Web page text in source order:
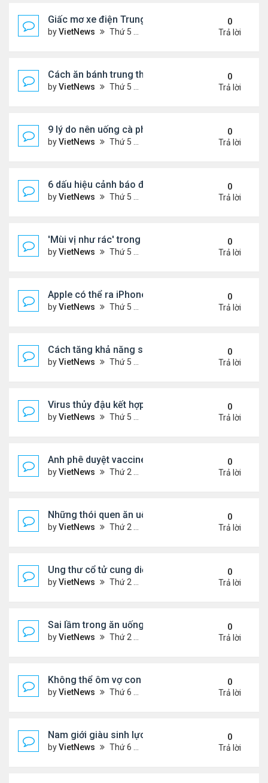
Giấc mơ xe điện Trung Quốc: Các hãng công
byVietNews Thứ 5 Tháng 8 18, 2022 5:28 pm
0
Trả lời
Cách ăn bánh trung thu không lo béo
byVietNews Thứ 5 Tháng 8 18, 2022 5:25 pm
0
Trả lời
9 lý do nên uống cà phê mỗi ngày
byVietNews Thứ 5 Tháng 8 18, 2022 5:11 pm
0
Trả lời
6 dấu hiệu cảnh báo đau tim ở phụ nữ cần lưu ý
byVietNews Thứ 5 Tháng 8 18, 2022 5:09 pm
0
Trả lời
'Mùi vị như rác' trong miệng sau khi uống thuốc
byVietNews Thứ 5 Tháng 8 18, 2022 4:39 pm
0
Trả lời
Apple có thể ra iPhone 14 ngày 7/9
byVietNews Thứ 5 Tháng 8 18, 2022 4:20 pm
0
Trả lời
Cách tăng khả năng sống sót khi máy bay gặp sự
byVietNews Thứ 5 Tháng 8 18, 2022 4:11 pm
0
Trả lời
Virus thủy đậu kết hợp virus mụn rộp thành bệnh
byVietNews Thứ 5 Tháng 8 18, 2022 3:28 pm
0
Trả lời
Anh phê duyệt vaccine đặc hiệu với biến chủng
byVietNews Thứ 2 Tháng 8 15, 2022 3:54 pm
0
Trả lời
Những thói quen ăn uống gây lão hóa nhanh
byVietNews Thứ 2 Tháng 8 15, 2022 3:50 pm
0
Trả lời
Ung thư cổ tử cung diễn tiến âm thầm
byVietNews Thứ 2 Tháng 8 15, 2022 3:48 pm
0
Trả lời
Sai lầm trong ăn uống gây suy giảm sinh lý ở nam
byVietNews Thứ 2 Tháng 8 15, 2022 2:40 pm
0
Trả lời
Không thể ôm vợ con vì căn bệnh quái ác
byVietNews Thứ 6 Tháng 8 12, 2022 4:34 pm
0
Trả lời
Nam giới giàu sinh lực nhất vào thời điểm nào
byVietNews Thứ 6 Tháng 8 12, 2022 3:08 pm
0
Trả lời